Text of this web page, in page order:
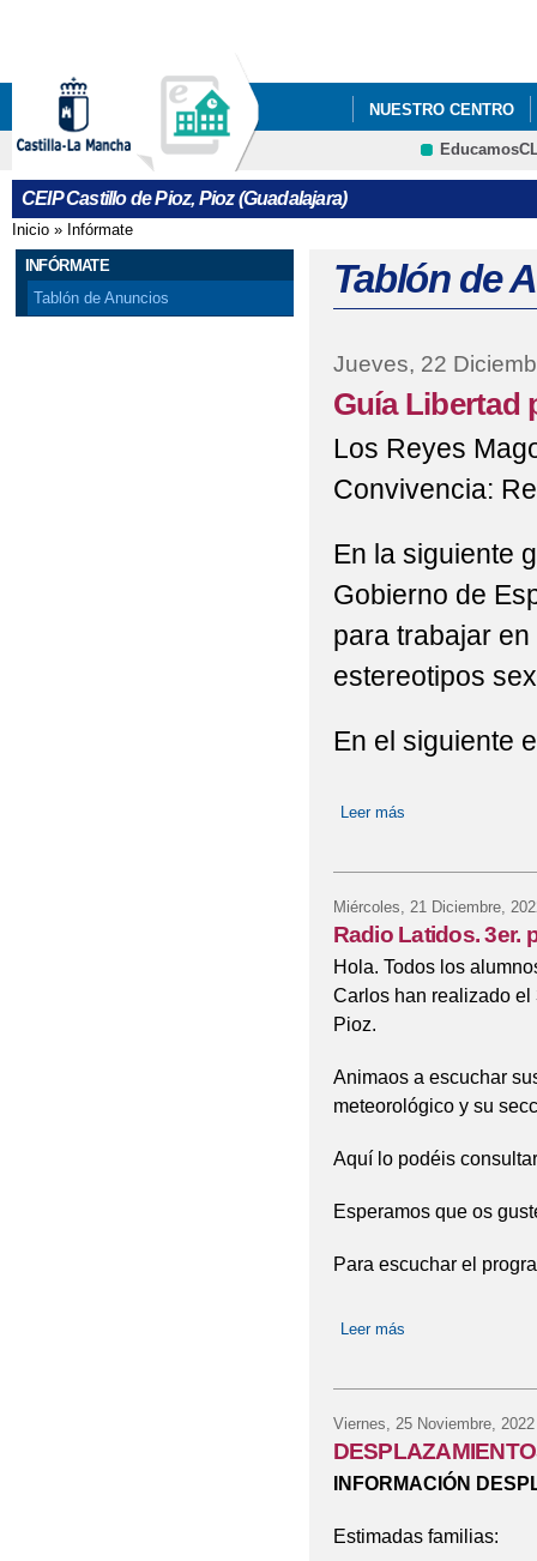
NUESTRO CENTRO
PROYECTO
CEIP Castillo de Pioz, Pioz (Guadalajara)
Se encuentra usted aquí
Inicio » Infórmate
INFÓRMATE
Tablón de Anuncios
Tablón de
Jueves, 22
Guía Libertad
Los Reyes
Convivencia:
En la siguiente
Gobierno de
para trabajar
estereotipos
En el siguiente
Leer más
Miércoles, 21 Diciembre,
Radio Latidos. 3er.
Hola. Todos los
Carlos han realizado
Pioz.
Animaos a escuchar
meteorológico y su
Aquí lo podéis
Esperamos que os
Para escuchar el
Leer más
Viernes, 25 Noviembre, 2022
INFORMACIÓN
Estimadas familias: